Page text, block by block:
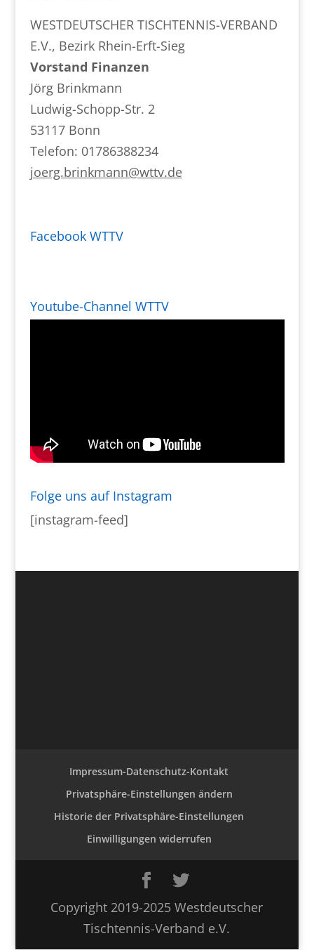
WESTDEUTSCHER TISCHTENNIS-VERBAND
E.V., Bezirk Rhein-Erft-Sieg
Vorstand Finanzen
Jörg Brinkmann
Ludwig-Schopp-Str. 2
53117 Bonn
Telefon: 01786388234
joerg.brinkmann@wttv.de
Facebook WTTV
Youtube-Channel WTTV
Folge uns auf Instagram
[instagram-feed]
Impressum-Datenschutz-Kontakt
Privatsphäre-Einstellungen ändern
Historie der Privatsphäre-Einstellungen
Einwilligungen widerrufen
Copyright 2019-2025 Westdeutscher
Tischtennis-Verband e.V.